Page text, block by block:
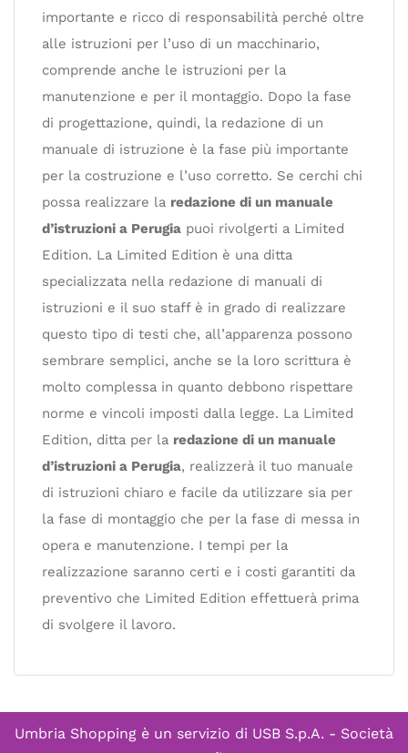
importante e ricco di responsabilità perché oltre
alle istruzioni per l’uso di un macchinario,
comprende anche le istruzioni per la
manutenzione e per il montaggio. Dopo la fase
di progettazione, quindi, la redazione di un
manuale di istruzione è la fase più importante
per la costruzione e l’uso corretto. Se cerchi chi
possa realizzare la redazione di un manuale
d’istruzioni a Perugia puoi rivolgerti a Limited
Edition. La Limited Edition è una ditta
specializzata nella redazione di manuali di
istruzioni e il suo staff è in grado di realizzare
questo tipo di testi che, all’apparenza possono
sembrare semplici, anche se la loro scrittura è
molto complessa in quanto debbono rispettare
norme e vincoli imposti dalla legge. La Limited
Edition, ditta per la redazione di un manuale
d’istruzioni a Perugia, realizzerà il tuo manuale
di istruzioni chiaro e facile da utilizzare sia per
la fase di montaggio che per la fase di messa in
opera e manutenzione. I tempi per la
realizzazione saranno certi e i costi garantiti da
preventivo che Limited Edition effettuerà prima
di svolgere il lavoro.
Umbria Shopping è un servizio di USB S.p.A. - Società